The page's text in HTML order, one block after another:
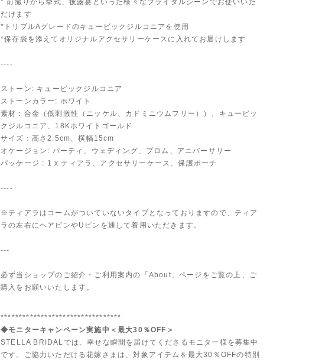
* 前撮りから挙式、披露宴といった様々なブライダルシーンでお使いいた
だけます
*トリプルAグレードのキュービックジルコニアを使用
*保存袋を添えてオリジナルアクセサリーケースに入れてお届けします
----
ストーン: キュービックジルコニア
ストーンカラー: ホワイト
素材：合金（低刺激性（ニッケル、カドミニウムフリー））、キュービッ
クジルコニア、18Kホワイトゴールド
サイズ：高さ2.5cm、横幅15cm
オケージョン: パーティ、ウェディング、プロム、アニバーサリー
パッケージ : 1 x ティアラ、アクセサリーケース、保護ポーチ
----
※ティアラはコームがついていないタイプとなっておりますので、ティア
ラの左右にヘアピンやUピンを通して着用いただきます。
---
必ず当ショップのご紹介・ご利用案内の「About」ページをご覧の上、ご
購入をお願いいたします。
*********************************
◆モニターキャンペーン実施中＜最大30％OFF＞
STELLA BRIDALでは、幸せな瞬間を届けてくださるモニター様を募集中
です。ご協力いただける花嫁さまは、対象アイテムを最大30％OFFの特別